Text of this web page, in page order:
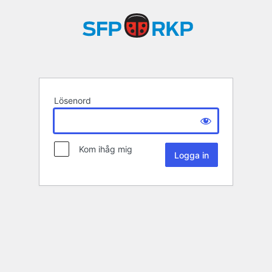
Lösenord
Kom ihåg mig